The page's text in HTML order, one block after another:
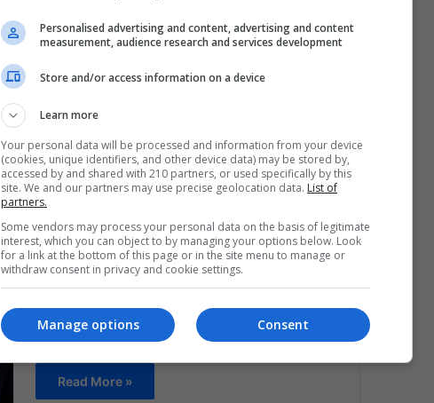
Staff July 5, 2020 0 202
Irak: Un misil fue disparado
cerca a la embajada
estadounidense
Fue reportado este domingo el disparo de un misil
contra los intereses estadounidenses.
Read More »
Juliana Suárez January 13, 2020 0 204
Continúan las tensiones entre
EE.UU e Irán
Tras el anuncio de Irán de haber derribado sin
culpa el avión ucraniano, la crisis en el país y las…
Read More »
Personalised advertising and content, advertising and content
measurement, audience research and services development
Store and/or access information on a device
Learn more
Your personal data will be processed and information from your device
(cookies, unique identifiers, and other device data) may be stored by,
accessed by and shared with 210 partners, or used specifically by this
site. We and our partners may use precise geolocation data. List of
partners.
Some vendors may process your personal data on the basis of legitimate
interest, which you can object to by managing your options below. Look
for a link at the bottom of this page or in the site menu to manage or
withdraw consent in privacy and cookie settings.
Consent
Manage options